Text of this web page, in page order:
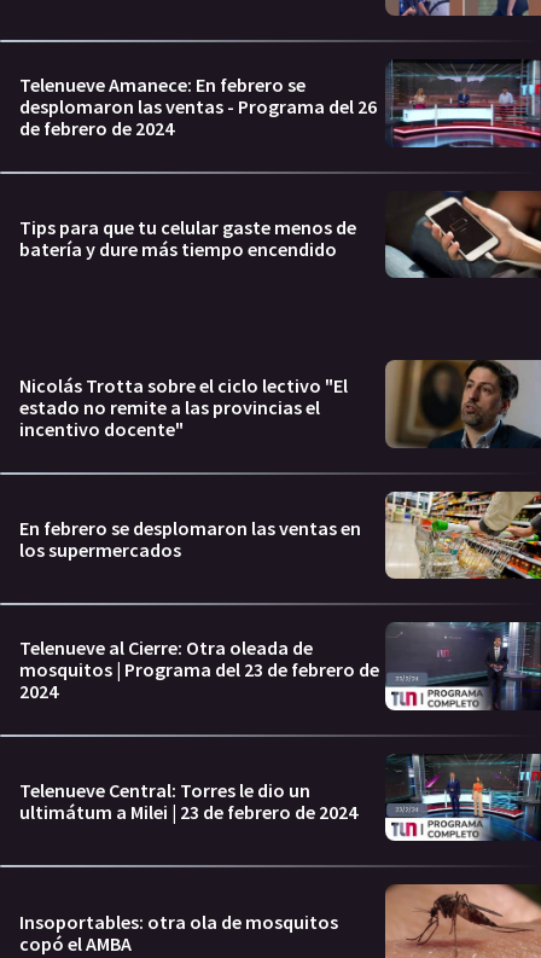
Telenueve Amanece: En febrero se
desplomaron las ventas - Programa del 26
de febrero de 2024
Tips para que tu celular gaste menos de
batería y dure más tiempo encendido
Nicolás Trotta sobre el ciclo lectivo "El
estado no remite a las provincias el
incentivo docente"
En febrero se desplomaron las ventas en
los supermercados
Telenueve al Cierre: Otra oleada de
mosquitos | Programa del 23 de febrero de
2024
Telenueve Central: Torres le dio un
ultimátum a Milei | 23 de febrero de 2024
Insoportables: otra ola de mosquitos
copó el AMBA